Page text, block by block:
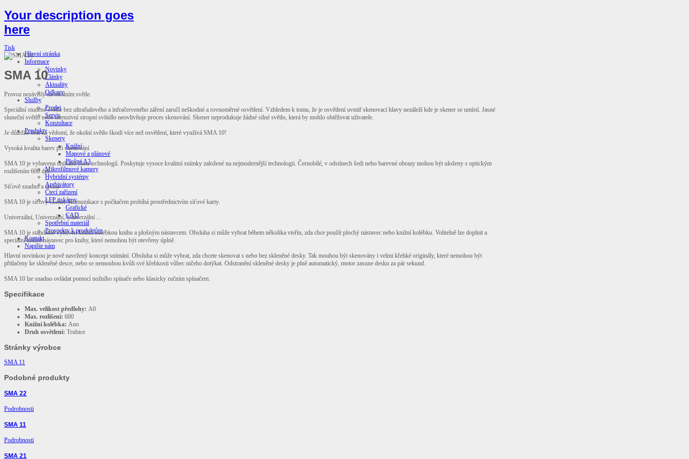
Your description goes
here
Hlavní stránka
Informace
Novinky
Články
Aktuality
Odkazy
Služby
Prodej
Servis
Konzultace
Produkty
Skenery
Knižní
Mapové a plánové
Plošné A3
Mikrofilmové kamery
Hybridní systémy
Archivátory
Čtecí zařízení
LFP tiskárny
Grafické
CAD
Spotřební materiál
Prospekty k produktům
Kontakt
Napište nám
Tisk
SMA 10
Provoz nezávislý na okolním světle.
Speciální studené světlo bez ultrafialového a infračerveného záření zaručí neškodné a rovnoměrné osvětlení. Vzhledem k tomu, že je osvětlení uvnitř skenovací hlavy nezáleží kde je skener se umístí. Jasné
sluneční světlo nebo intenzivní stropní svítidlo neovlivňuje proces skenování. Skener neprodukuje žádné silné světlo, která by mohlo obtěžovat uživatele.
Je důležité brát na vědomí, že okolní světlo škodí více než osvětlení, které využívá SMA 10!
Vysoká kvalita barev při skenování
SMA 10 je vybavena unikátní sken technologií. Poskytuje vysoce kvalitní snímky založené na nejmodernější technologii. Černobílé, v odstínech šedi nebo barevné obrazy mohou být uloženy s optickým
rozlišením 600 dpi.
Síťově snadno a rychle
SMA 10 je síťový skener. Komunikace s počítačem probíhá prostřednictvím síťové karty.
Univerzální, Univerzální, Univerzální ...
SMA 10 je standatně vybaven knižní kolébkou knihu a plošným nástavcem. Obsluha si může vybrat během několika vteřin, zda chce použít plochý nástavec nebo knižní kolébku. Volitelně lze doplnit a
speciální knižní nástavec pro knihy, které nemohou být otevřeny úplně.
Hlavní novinkou je nově navržený koncept snímání. Obsluha si může vybrat, zda chcete skenovat s nebo bez skleněné desky. Tak mouhou být skenovány i velmi křehké originály, které nemohou být
přitlačeny ke skleněné desce, nebo se nemouhou kvůli své křehkosti vůbec ničeho dotýkat. Odstranění skleněné desky je plně automatický, motor zasune desku za pár sekund.
SMA 10 lze snadno ovládat pomocí nožního spínače nebo klasicky ručním spínačem.
Specifikace
Max. velikost předlohy: A0
Max. rozlišení: 600
Knižní kolébka: Ano
Druh osvětlení: Trubice
Stránky výrobce
SMA 11
Podobné produkty
SMA 22
Podrobnosti
SMA 11
Podrobnosti
SMA 21